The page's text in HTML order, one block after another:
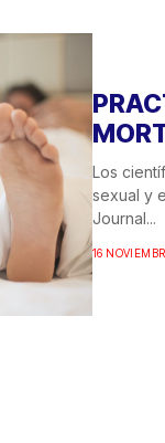
Los
sexual y
Journal...
16